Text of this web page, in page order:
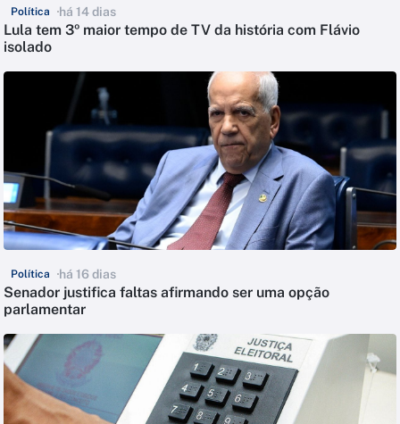
Política há 14 dias
Lula tem 3º maior tempo de TV da história com Flávio
isolado
Política há 16 dias
Senador justifica faltas afirmando ser uma opção
parlamentar